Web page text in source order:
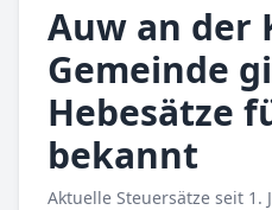
Auw an der
Gemeinde
Hebesätze
bekannt
Aktuelle Steuersätze seit 1.